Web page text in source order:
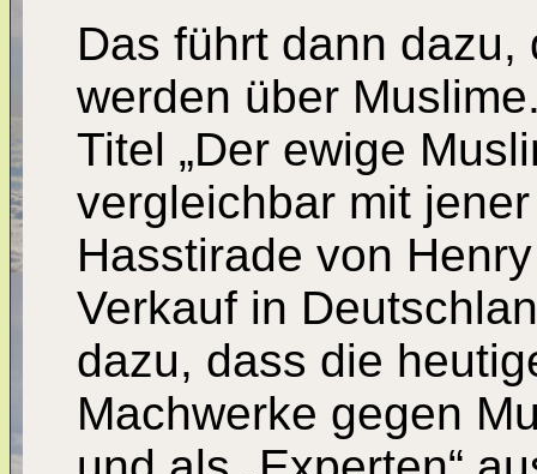
Das führt dann
werden über
Titel „Der ewige
vergleichbar mit
Hasstirade von
Verkauf in
dazu, dass die
Machwerke gegen